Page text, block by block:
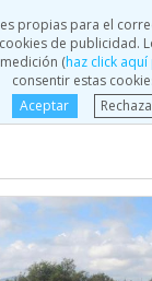
propias para el
de publicidad.
(haz click
consentir estas
Aceptar